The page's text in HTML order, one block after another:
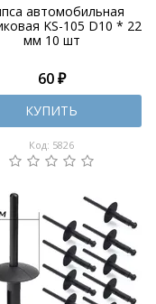
автомобильная
KS-105 D10 * 22
мм 10 шт
60 ₽
КУПИТЬ
Код: 5826